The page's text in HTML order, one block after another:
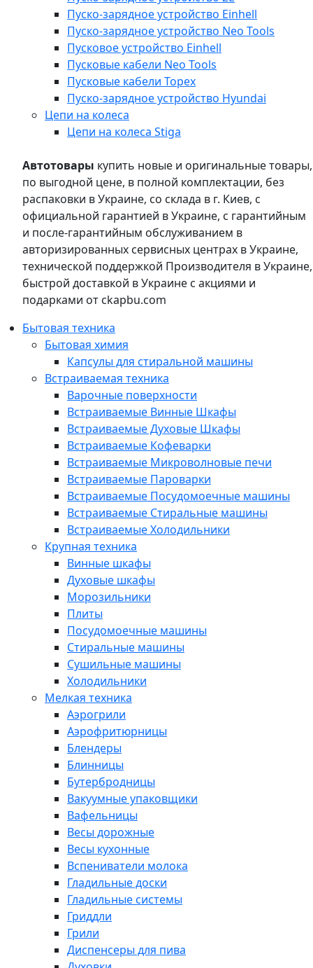
Пуско-зарядное устройство Einhell
Пуско-зарядное устройство Neo Tools
Пусковое устройство Einhell
Пусковые кабели Neo Tools
Пусковые кабели Topex
Пуско-зарядное устройство Hyundai
Цепи на колеса
Цепи на колеса Stiga
Автотовары купить новые и оригинальные товары,
по выгодной цене, в полной комплектации, без
распаковки в Украине, со склада в г. Киев, с
официальной гарантией в Украине, с гарантийным
и после-гарантийным обслуживанием в
авторизированных сервисных центрах в Украине,
технической поддержкой Производителя в Украине,
быстрой доставкой в Украине с акциями и
подарками от ckapbu.com
Бытовая техника
Бытовая химия
Капсулы для стиральной машины
Встраиваемая техника
Варочные поверхности
Встраиваемые Винные Шкафы
Встраиваемые Духовые Шкафы
Встраиваемые Кофеварки
Встраиваемые Микроволновые печи
Встраиваемые Пароварки
Встраиваемые Посудомоечные машины
Встраиваемые Стиральные машины
Встраиваемые Холодильники
Крупная техника
Винные шкафы
Духовые шкафы
Морозильники
Плиты
Посудомоечные машины
Стиральные машины
Сушильные машины
Холодильники
Мелкая техника
Аэрогрили
Аэрофритюрницы
Блендеры
Блинницы
Бутербродницы
Вакуумные упаковщики
Вафельницы
Весы дорожные
Весы кухонные
Вспениватели молока
Гладильные доски
Гладильные системы
Гриддли
Грили
Диспенсеры для пива